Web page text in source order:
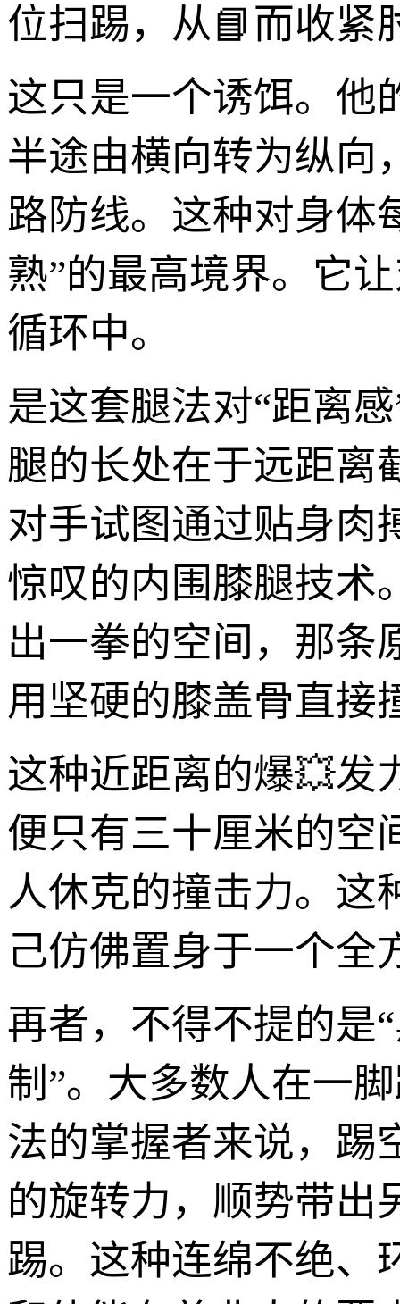
位扫踢，从📘而收紧
这只是一个诱饵。他
半途由横向转为纵向
路防线。这种对身体
熟”的最高境界。它
循环中。
是这套腿法对“距离
腿的长处在于远距离
对手试图通过贴身肉
惊叹的内围膝腿技术
出一拳的空间，那条
用坚硬的膝盖骨直接
这种近距离的爆💥发
便只有三十厘米的空
人休克的撞击力。这
己仿佛置身于一个全
再者，不得不提的是
制”。大多数人在一
法的掌握者来说，踢
的旋转力，顺势带出
踢。这种连绵不绝、